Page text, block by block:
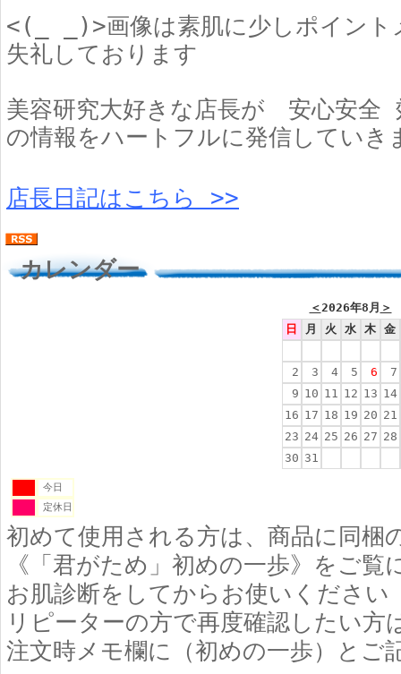
<(_ _)>画像は素肌に少しポイント
失礼しております
美容研究大好きな店長が 安心安全
の情報をハートフルに発信していき
店長日記はこちら >>
カレンダー
＜2026年8月 ＞
日
月 火 水 木 金
2 3 4 5 6
7
9 10 11 12 13 14
16 17 18 19 20 21
23 24 25 26 27 28
30 31
今日
定休日
初めて使用される方は、商品に同梱
《「君がため」初めの一歩》をご覧
お肌診断をしてからお使いください
リピーターの方で再度確認したい方
注文時メモ欄に（初めの一歩）とご